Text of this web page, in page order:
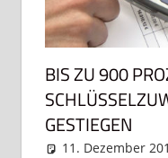
BIS ZU 900
GESTIEGEN
11. Dezember